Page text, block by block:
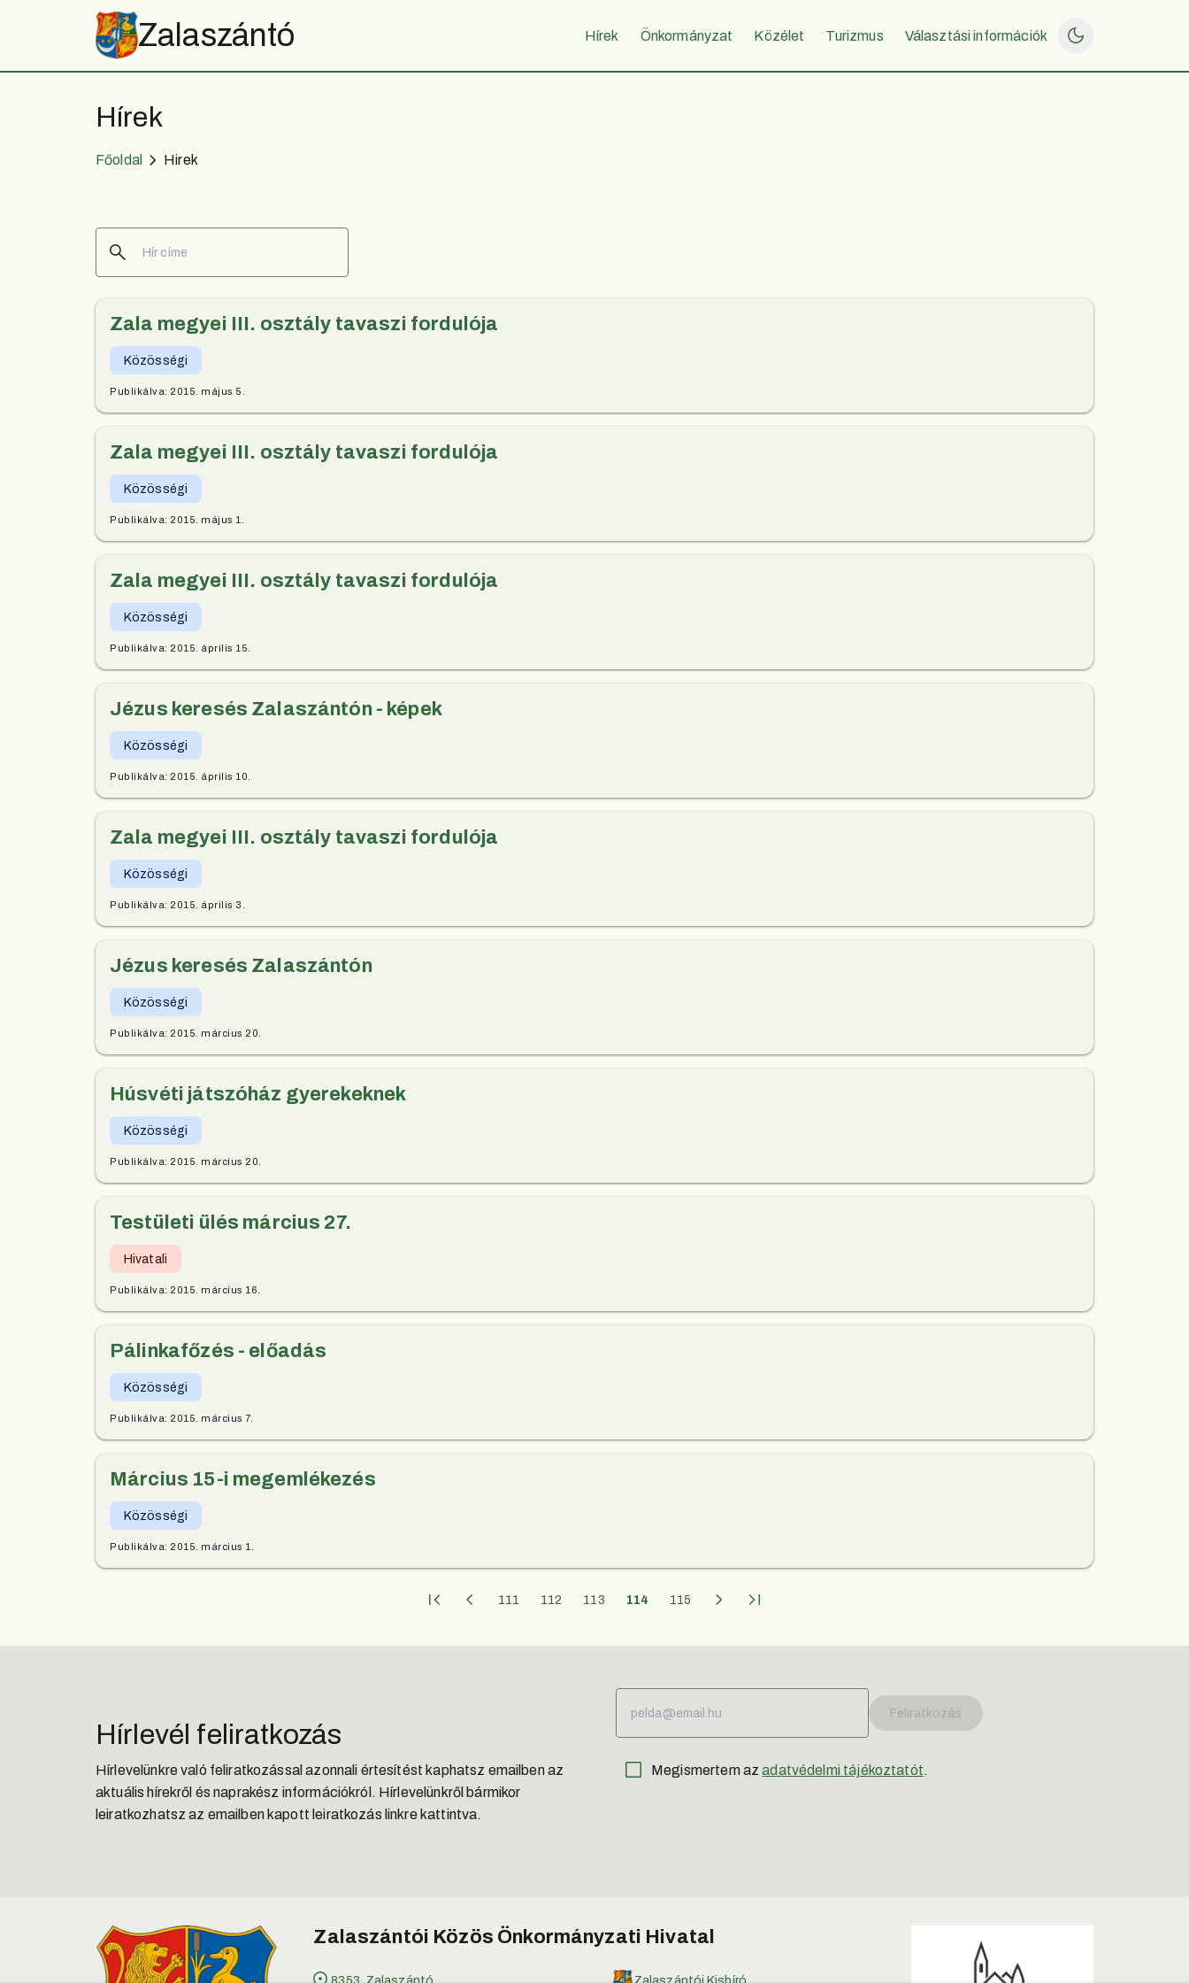
Zalaszántó Hírek Önkormányzat Közélet Turizmus Választási információk
Hírek
Főoldal Hirek
Zala megyei III. osztály tavaszi fordulója
Közösségi
Publikálva: 2015. május 5.
Zala megyei III. osztály tavaszi fordulója
Közösségi
Publikálva: 2015. május 1.
Zala megyei III. osztály tavaszi fordulója
Közösségi
Publikálva: 2015. április 15.
Jézus keresés Zalaszántón - képek
Közösségi
Publikálva: 2015. április 10.
Zala megyei III. osztály tavaszi fordulója
Közösségi
Publikálva: 2015. április 3.
Jézus keresés Zalaszántón
Közösségi
Publikálva: 2015. március 20.
Húsvéti játszóház gyerekeknek
Közösségi
Publikálva: 2015. március 20.
Testületi ülés március 27.
Hivatali
Publikálva: 2015. március 16.
Pálinkafőzés - előadás
Közösségi
Publikálva: 2015. március 7.
Március 15-i megemlékezés
Közösségi
Publikálva: 2015. március 1.
111 112 113 114 115
Hírlevél feliratkozás
Hírlevelünkre való feliratkozással azonnali értesítést kaphatsz emailben az
aktuális hírekről és naprakész információkról. Hírlevelünkről bármikor
leiratkozhatsz az emailben kapott leiratkozás linkre kattintva.
Feliratkozás
Megismertem azadatvédelmi tájékoztatót.
Zalaszántói Közös Önkormányzati Hivatal
8353, Zalaszántó Zalaszántói Kisbíró